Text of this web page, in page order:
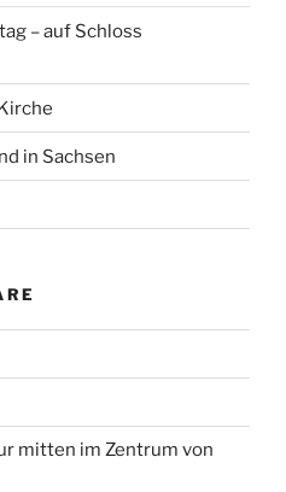
– auf Schloss
in Sachsen
mitten im Zentrum von